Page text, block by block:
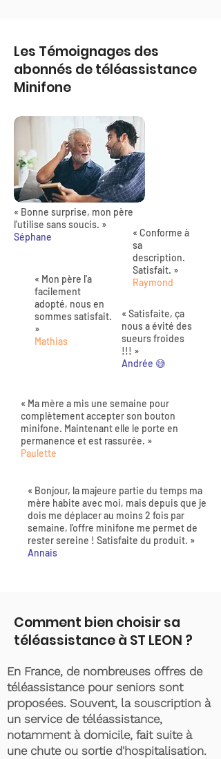
Les Témoignages des
abonnés de téléassistance
Minifone
« Bonne surprise, mon père
l'utilise sans soucis. »
Séphane
« Mon père l'a
facilement
adopté, nous en
sommes satisfait.
»
Mathias
« Conforme à
sa
description.
Satisfait. »
Raymond
« Satisfaite, ça
nous a évité des
sueurs froides
!!! »
Andrée 😅
« Ma mère a mis une semaine pour
complètement accepter son bouton
minifone. Maintenant elle le porte en
permanence et est rassurée. »
Paulette
« Bonjour, la majeure partie du temps ma
mère habite avec moi, mais depuis que je
dois me déplacer au moins 2 fois par
semaine, l'offre minifone me permet de
rester sereine ! Satisfaite du produit. »
Annais
Comment bien choisir sa
téléassistance à ST LEON ?
En France, de nombreuses offres de
téléassistance pour seniors sont
proposées. Souvent, la souscription à
un service de téléassistance,
notamment à domicile, fait suite à
une chute ou sortie d'hospitalisation.